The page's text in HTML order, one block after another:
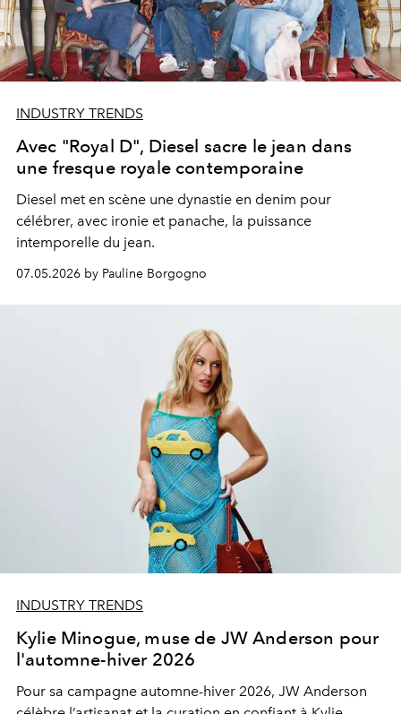
INDUSTRY TRENDS
Avec "Royal D", Diesel sacre le jean dans
une fresque royale contemporaine
Diesel met en scène une dynastie en denim pour
célébrer, avec ironie et panache, la puissance
intemporelle du jean.
07.05.2026 by Pauline Borgogno
INDUSTRY TRENDS
Kylie Minogue, muse de JW Anderson pour
l'automne-hiver 2026
Pour sa campagne automne-hiver 2026, JW Anderson